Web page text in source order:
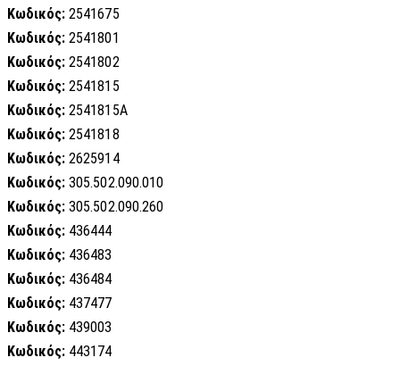
Κωδικός: 2541675
Κωδικός: 2541801
Κωδικός: 2541802
Κωδικός: 2541815
Κωδικός: 2541815A
Κωδικός: 2541818
Κωδικός: 2625914
Κωδικός: 305.502.090.010
Κωδικός: 305.502.090.260
Κωδικός: 436444
Κωδικός: 436483
Κωδικός: 436484
Κωδικός: 437477
Κωδικός: 439003
Κωδικός: 443174